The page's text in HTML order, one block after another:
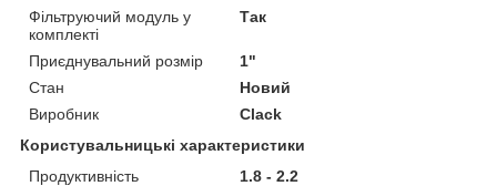
Фільтруючий модуль у
комплекті
Так
Приєднувальний розмір
1"
Стан
Новий
Виробник
Clack
Користувальницькі характеристики
Продуктивність
1.8 - 2.2